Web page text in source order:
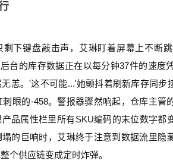
下键盘敲击声，艾琳盯着屏幕上不断
台的库存数据正在以每分钟37件的速度
恙。'这不可能...'她颤抖着刷新库存同步
刺眼的-458。警报器骤然响起，仓库主管
品属性栏里所有SKU编码的末位数字都
塌的巨响时，艾琳终于注意到数据流里
个供应链变成定时炸弹。